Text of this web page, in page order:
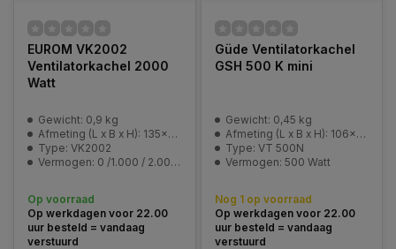
EUROM VK2002
Ventilatorkachel 2000
Watt
Gewicht: 0,9 kg
Afmeting (L x B x H): 135x220x260 mm
Type: VK2002
Vermogen: 0 /1.000 / 2.000 Watt
Op voorraad
Op werkdagen voor 22.00
uur besteld = vandaag
verstuurd
Güde Ventilatorkachel
GSH 500 K mini
Gewicht: 0,45 kg
Afmeting (L x B x H): 106x114x180 mm
Type: VT 500N
Vermogen: 500 Watt
Nog 1 op voorraad
Op werkdagen voor 22.00
uur besteld = vandaag
verstuurd